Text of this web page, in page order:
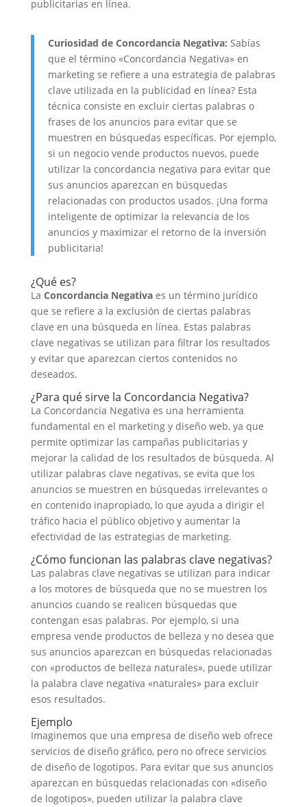
publicitarias en línea.
Curiosidad de Concordancia Negativa: Sabías
que el término «Concordancia Negativa» en
marketing se refiere a una estrategia de palabras
clave utilizada en la publicidad en línea? Esta
técnica consiste en excluir ciertas palabras o
frases de los anuncios para evitar que se
muestren en búsquedas específicas. Por ejemplo,
si un negocio vende productos nuevos, puede
utilizar la concordancia negativa para evitar que
sus anuncios aparezcan en búsquedas
relacionadas con productos usados. ¡Una forma
inteligente de optimizar la relevancia de los
anuncios y maximizar el retorno de la inversión
publicitaria!
¿Qué es?
La Concordancia Negativaes un término jurídico
que se refiere a la exclusión de ciertas palabras
clave en una búsqueda en línea. Estas palabras
clave negativas se utilizan para filtrar los resultados
y evitar que aparezcan ciertos contenidos no
deseados.
¿Para qué sirve la Concordancia Negativa?
La Concordancia Negativa es una herramienta
fundamental en el marketing y diseño web, ya que
permite optimizar las campañas publicitarias y
mejorar la calidad de los resultados de búsqueda. Al
utilizar palabras clave negativas, se evita que los
anuncios se muestren en búsquedas irrelevantes o
en contenido inapropiado, lo que ayuda a dirigir el
tráfico hacia el público objetivo y aumentar la
efectividad de las estrategias de marketing.
¿Cómo funcionan las palabras clave negativas?
Las palabras clave negativas se utilizan para indicar
a los motores de búsqueda que no se muestren los
anuncios cuando se realicen búsquedas que
contengan esas palabras. Por ejemplo, si una
empresa vende productos de belleza y no desea que
sus anuncios aparezcan en búsquedas relacionadas
con «productos de belleza naturales», puede utilizar
la palabra clave negativa «naturales» para excluir
esos resultados.
Ejemplo
Imaginemos que una empresa de diseño web ofrece
servicios de diseño gráfico, pero no ofrece servicios
de diseño de logotipos. Para evitar que sus anuncios
aparezcan en búsquedas relacionadas con «diseño
de logotipos», pueden utilizar la palabra clave